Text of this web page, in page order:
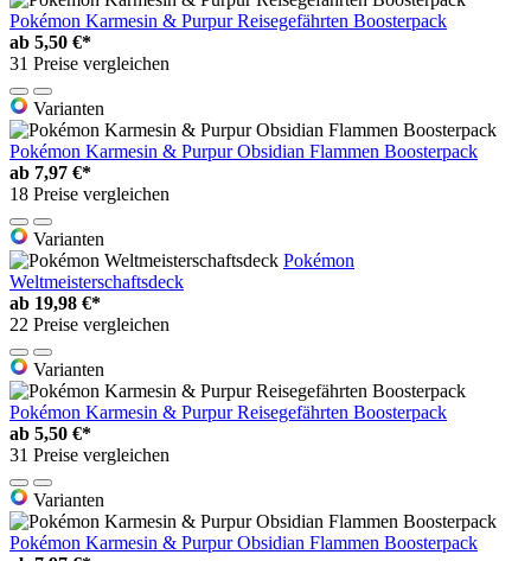
Pokémon Karmesin & Purpur Reisegefährten Boosterpack
ab 5,50 €*
31 Preise vergleichen
Varianten
Pokémon Karmesin & Purpur Obsidian Flammen Boosterpack
ab 7,97 €*
18 Preise vergleichen
Varianten
Pokémon
Weltmeisterschaftsdeck
ab 19,98 €*
22 Preise vergleichen
Varianten
Pokémon Karmesin & Purpur Reisegefährten Boosterpack
ab 5,50 €*
31 Preise vergleichen
Varianten
Pokémon Karmesin & Purpur Obsidian Flammen Boosterpack